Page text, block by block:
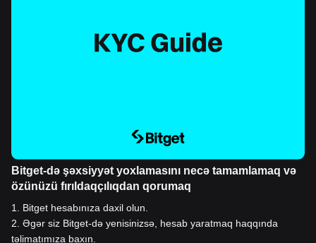
Bitget-də şəxsiyyət yoxlamasını necə tamamlamaq və
özünüzü fırıldaqçılıqdan qorumaq
1
Bitget hesabınıza daxil olun.
2 Əgər siz Bitget-də yenisinizsə, hesab yaratmaq haqqında
təlimatımıza baxın.